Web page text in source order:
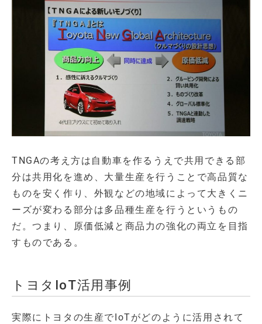
TNGAの考え方は自動車を作るうえで共用できる部
分は共用化を進め、大量生産を行うことで高品質な
ものを安く作り、外観などの地域によって大きくニ
ーズが変わる部分は多品種生産を行うというもの
だ。つまり、原価低減と商品力の強化の両立を目指
すものである。
トヨタIoT活用事例
実際にトヨタの生産でIoTがどのように活用されて